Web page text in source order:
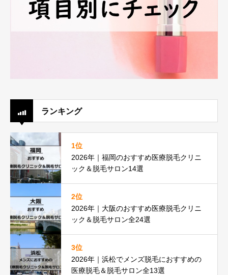
ランキング
1位
2026年｜福岡のおすすめ医療脱毛クリニ
ック＆脱毛サロン14選
2位
2026年｜大阪のおすすめ医療脱毛クリニ
ック＆脱毛サロン全24選
3位
2026年｜浜松でメンズ脱毛におすすめの
医療脱毛＆脱毛サロン全13選